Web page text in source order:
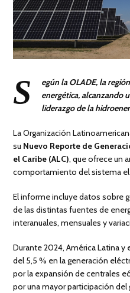
S
egún la OLADE, la
energética, alcanzando
liderazgo de la
La Organización
su Nuevo Reporte de
el Caribe (ALC), que ofrece un
comportamiento del sistema
El informe incluye datos sobre
de las distintas fuentes de
interanuales, mensuales y
Durante 2024, América Latina
del 5,5 % en la generación
por la expansión de centrales
por una mayor participación del